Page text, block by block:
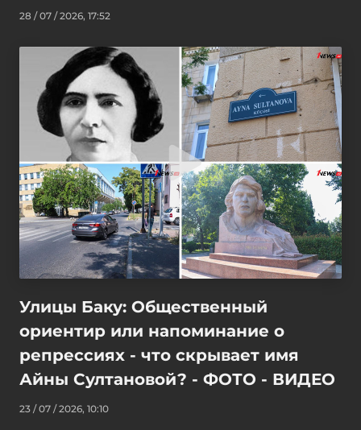
28 / 07 / 2026, 17:52
Улицы Баку: Общественный
ориентир или напоминание о
репрессиях - что скрывает имя
Айны Султановой? - ФОТО - ВИДЕО
23 / 07 / 2026, 10:10